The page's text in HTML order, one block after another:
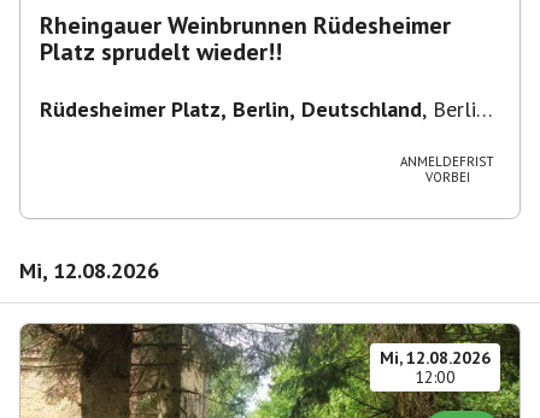
Rheingauer Weinbrunnen Rüdesheimer
Platz sprudelt wieder!!
Rüdesheimer Platz, Berlin, Deutschland, Berlin-
ANMELDEFRIST
VORBEI
Mi, 12.08.2026
Mi, 12.08.2026
12:00